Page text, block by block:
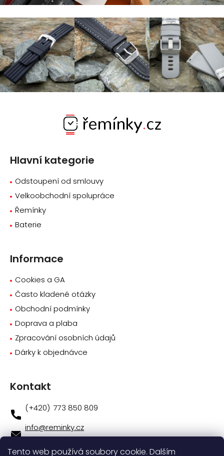
Tento web používá soubory cookie. Dalším
Hlavní kategorie
Odstoupení od smlouvy
Velkoobchodní spolupráce
Řemínky
Baterie
Informace
Cookies a GA
Často kladené otázky
Obchodní podmínky
Doprava a plaba
Zpracování osobních údajů
Dárky k objednávce
Kontakt
info@reminky.cz
773 850 809
773 850 809